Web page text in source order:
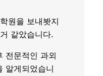
원을 보내봣지
같았습니다.
전문적인 과외
알게되었습니